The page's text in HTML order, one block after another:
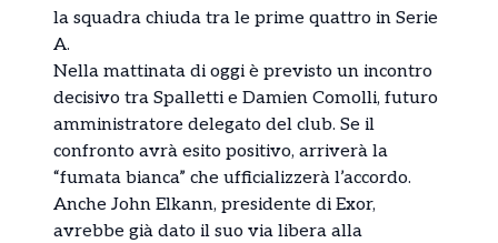
la squadra chiuda tra le prime quattro in Serie
A.
Nella mattinata di oggi è previsto un incontro
decisivo tra Spalletti e Damien Comolli, futuro
amministratore delegato del club. Se il
confronto avrà esito positivo, arriverà la
“fumata bianca” che ufficializzerà l’accordo.
Anche John Elkann, presidente di Exor,
avrebbe già dato il suo via libera alla